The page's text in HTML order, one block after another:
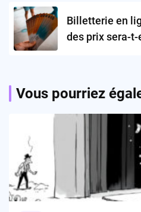
Billetterie en
des prix sera-
Vous pourriez